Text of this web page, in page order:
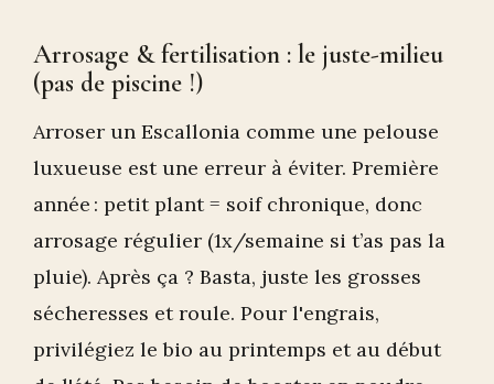
Arrosage & fertilisation : le juste-milieu
(pas de piscine !)
Arroser un Escallonia comme une pelouse
luxueuse est une erreur à éviter. Première
année : petit plant = soif chronique, donc
arrosage régulier (1x/semaine si t’as pas la
pluie). Après ça ? Basta, juste les grosses
sécheresses et roule. Pour l'engrais,
privilégiez le bio au printemps et au début